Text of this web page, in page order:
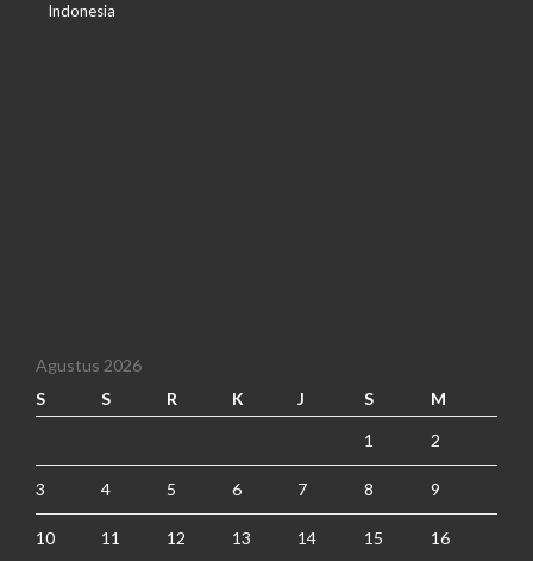
Indonesia
Agustus 2026
S
S R K J S M
1 2
3 4 5 6 7 8 9
10 11 12 13 14 15 16